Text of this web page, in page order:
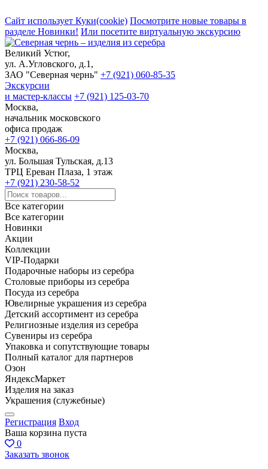
Сайт использует Куки(cookie) Посмотрите новые товары в
разделе Новинки! Или посетите виртуальную экскурсию
Великий Устюг,
ул. А.Угловского, д.1,
ЗАО "Северная чернь" +7 (921) 060-85-35
Экскурсии
и мастер-классы +7 (921) 125-03-70
Москва,
начальник московского
офиса продаж
+7 (921) 066-86-09
Москва,
ул. Большая Тульская, д.13
ТРЦ Ереван Плаза, 1 этаж
+7 (921) 230-58-52
Все категории
Все категории
Новинки
Акции
Коллекции
VIP-Подарки
Подарочные наборы из серебра
Столовые приборы из серебра
Посуда из серебра
Ювелирные украшения из серебра
Детский ассортимент из серебра
Религиозные изделия из серебра
Сувениры из серебра
Упаковка и сопутствующие товары
Полный каталог для партнеров
Озон
ЯндексМаркет
Изделия на заказ
Украшения (служебные)
Регистрация Вход
Ваша корзина пуста
0
Заказать звонок